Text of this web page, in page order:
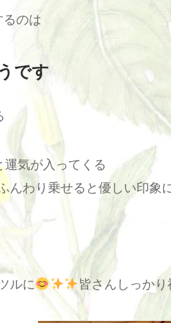
のは
です
気が入ってくる
んわり乗せると優しい印象
ルに 皆さんしっか